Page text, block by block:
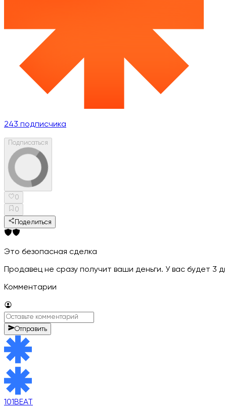
243 подписчика
Подписаться
0
0
Поделиться
Это безопасная сделка
Продавец не сразу получит ваши деньги. У вас будет
Комментарии
Отправить
101BEAT